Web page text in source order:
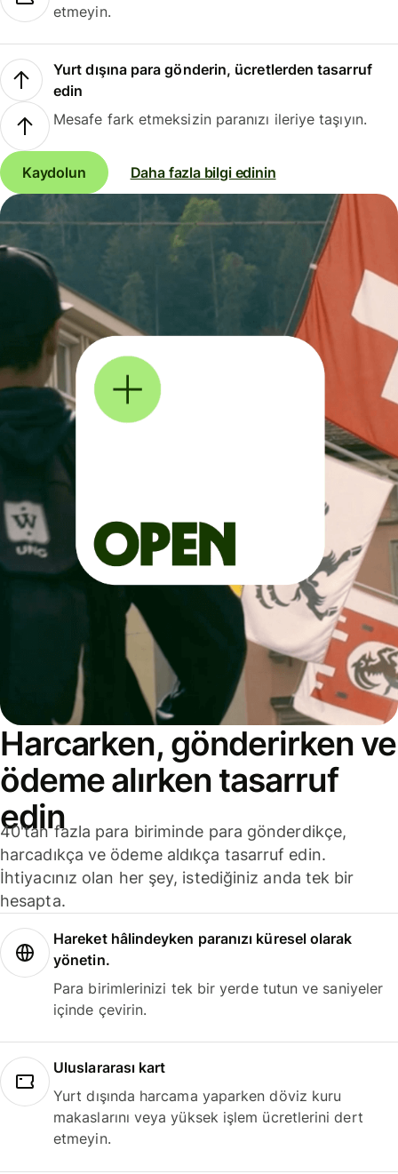
etmeyin.
Yurt dışına para gönderin, ücretlerden tasarruf
edin
Mesafe fark etmeksizin paranızı ileriye taşıyın.
Kaydolun Daha fazla bilgi edinin
Harcarken, gönderirken ve
ödeme alırken tasarruf
edin
40'tan fazla para biriminde para gönderdikçe,
harcadıkça ve ödeme aldıkça tasarruf edin.
İhtiyacınız olan her şey, istediğiniz anda tek bir
hesapta.
Hareket hâlindeyken paranızı küresel olarak
yönetin.
Para birimlerinizi tek bir yerde tutun ve saniyeler
içinde çevirin.
Uluslararası kart
Yurt dışında harcama yaparken döviz kuru
makaslarını veya yüksek işlem ücretlerini dert
etmeyin.